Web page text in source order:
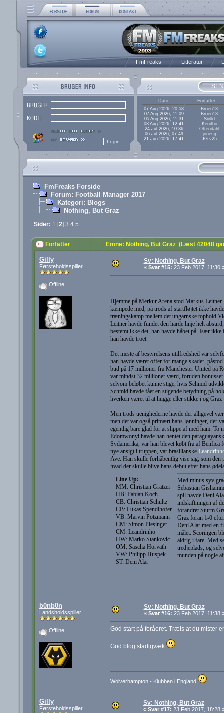
FmFreaks Litteratur
Dato
Forfatter
07 Aug 2026, 20:58
Broen13
07 Aug 2026, 11:09
Broen13
05 Aug 2026, 11:31
Snilld
03 Aug 2026, 12:41
Kenitho
24 Jul 2026, 10:36
Ottendahl
06 Jul 2026, 07:49
jonesg
21 Jun 2026, 17:41
JG v25
FmFreaks Forside
Forum: Football Manager 2017
Kategori: Blogs
Nothing, But Graz
Sider: 1 [2] 3 4 5
Forfatter Emne: Nothing, But Graz (Læst 42048
Gilly
Førsteholdsspiller
Offline
Sv: Nothing, But Graz
« Svar #15: 23 Feb 2017, 11:30
Hjemme på Merkur Arena stod Markus
kæmpede med, på trods af startfløjtet ikke
træningskamp mellem det ungarnske tophold
Leitner havde fundet den hårde linje helt
bestemt ikke det, han havde håbet på. Især
han havde troet.
Det meste af bestyrelsens utilfredshed var
han havde været offer for mange skader,
bud på 17 millioner fra Manchester United på
var mindst 32 millioner værd, foruden bonusser
selvom beløbet kunne stige, hvis Schmid
Schmid havde fået en stigende betydning på
hverken været til at hugge eller stikke i og
Men trods uenighederne havde der alligevel
men det var også primært hans lønninger, der
egentlig bare glad for at slippe af med ham. To
Edomwonyi havde han hentet den
Sydamerika, var han blevet købt fra af
nye ansigt i truppen, var brasilianske
Ave. Han skulle forhåbentlig vise sig, som
hvad der skulle blive hans debut efter hans
Line Up:
MM: Christian Gratzei
HB: Fabian Koch
CB: Christian Schultz
CB: Lukas Spendlhofer
VB: Marvin Potzmann
CM: Simon Piesinger
CM: Leandrinho
HW: Marko Stankovic
OM: Sascha Horvath
VW: Philipp Huspek
ST: Deni Alar
Med minus syv
Sebastian
spil havde Deni
indskiftningen af
forandret Sturm
Graz foran 1-0
Deni Alar med en
målet. Scoringen
aldrig i fare. Med
tredjeplads, og
munden på nogle
b0nb0n
Landsholdsspiller
Offline
Sv: Nothing, But Graz
« Svar #16: 23 Feb 2017, 11:38
God start på foråeret. Træls at du mister
God blog stadigvæk
Wolverhampton - Klubben i England
Gilly
Førsteholdsspiller
Sv: Nothing, But Graz
« Svar #17: 23 Feb 2017, 18:28